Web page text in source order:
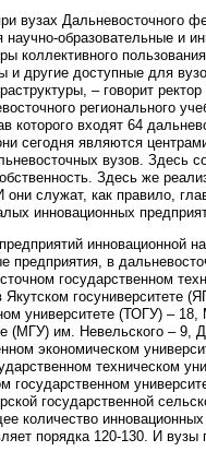
вузах Дальневосточного
образовательные и
коллективного
и другие доступные для
– говорит
регионального
которого входят 64
сегодня являются
вузов. Здесь
Здесь же
они служат, как правило,
инновационных
инновационной
предприятия, в
государственном
госуниверситете
университете (ТОГУ) –
(МГУ) им. Невельского – 9,
экономическом
техническом
государственном
государственной
количество
порядка 120-130. И вузы